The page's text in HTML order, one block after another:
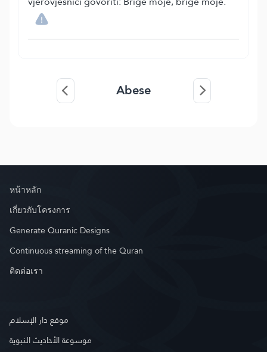
Abese
หน้าหลัก
เกี่ยวกับโครงการ
Generate Quranic Designs
Continuous streaming of the Quran
ติดต่อเรา
موقع دار الإسلام
موسوعة الأحاديث النبوية